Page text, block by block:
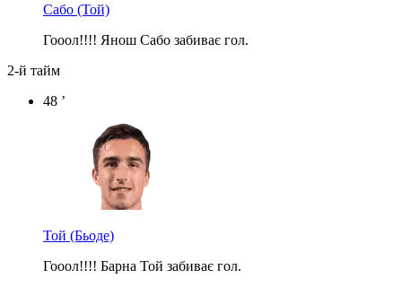
Сабо (Той)
Гооол!!!! Янош Сабо забиває гол.
2-й тайм
48 ’
Той (Бьоде)
Гооол!!!! Барна Той забиває гол.